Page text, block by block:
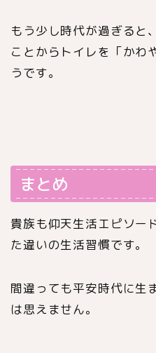
もう少し時代が過ぎると
ことからトイレを「かわ
うです。
まとめ
貴族も仰天生活エピソー
た違いの生活習慣です。
間違っても平安時代に
は思えません。